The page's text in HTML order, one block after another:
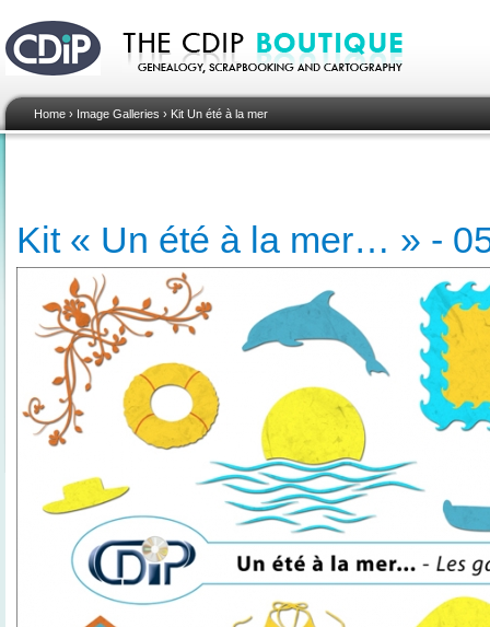
Home › Image Galleries › Kit Un été à la mer
Kit « Un été à la mer… » -